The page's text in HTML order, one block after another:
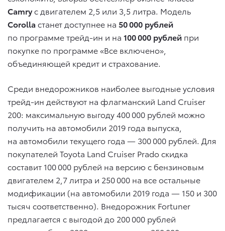
Camryс двигателем 2,5 или 3,5 литра. Модель
Corolla станет доступнее на 50 000 рублей
по программе трейд-ин и на 100 000 рублей при
покупке по программе «Все включено»,
объединяющей кредит и страхование.
Среди внедорожников наиболее выгодные условия
трейд-ин действуют на флагманский Land Cruiser
200: максимальную выгоду 400 000 рублей можно
получить на автомобили 2019 года выпуска,
на автомобили текущего года — 300 000 рублей. Для
покупателей Toyota Land Cruiser Prado скидка
составит 100 000 рублей на версию с бензиновым
двигателем 2,7 литра и 250 000 на все остальные
модификации (на автомобили 2019 года — 150 и 300
тысяч соответственно). Внедорожник Fortuner
предлагается с выгодой до 200 000 рублей